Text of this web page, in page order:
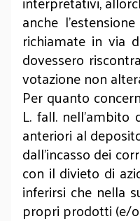
anche
richiamate in via
dovessero
votazione non
Per quanto
L. fall.
anteriori al
dall’incasso dei
con il divieto di
inferirsi che nella
propri prodotti (e/